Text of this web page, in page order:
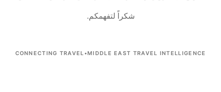
شكراً لتفهمكم.
CONNECTING TRAVEL •MIDDLE EAST TRAVEL INTELLIGENCE